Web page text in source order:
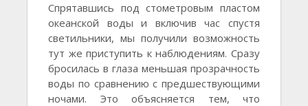
Спрятавшись под стометровым пластом
океанской воды и включив час спустя
светильники, мы получили возможность
тут же приступить к наблюдениям. Сразу
бросилась в глаза меньшая прозрачность
воды по сравнению с предшествующими
ночами. Это объясняется тем, что